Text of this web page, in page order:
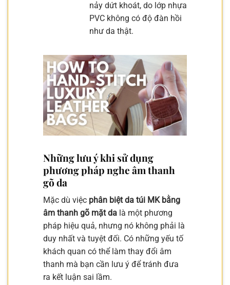
nảy dứt khoát, do lớp nhựa
PVC không có độ đàn hồi
như da thật.
Những lưu ý khi sử dụng
phương pháp nghe âm thanh
gõ da
Mặc dù việc phân biệt da túi MK bằng
âm thanh gõ mặt da là một phương
pháp hiệu quả, nhưng nó không phải là
duy nhất và tuyệt đối. Có những yếu tố
khách quan có thể làm thay đổi âm
thanh mà bạn cần lưu ý để tránh đưa
ra kết luận sai lầm.